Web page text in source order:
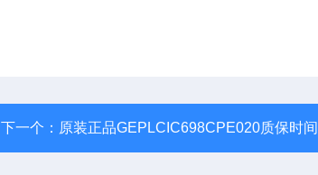
下一个： 原装正品GEPLCIC698CPE020质保时